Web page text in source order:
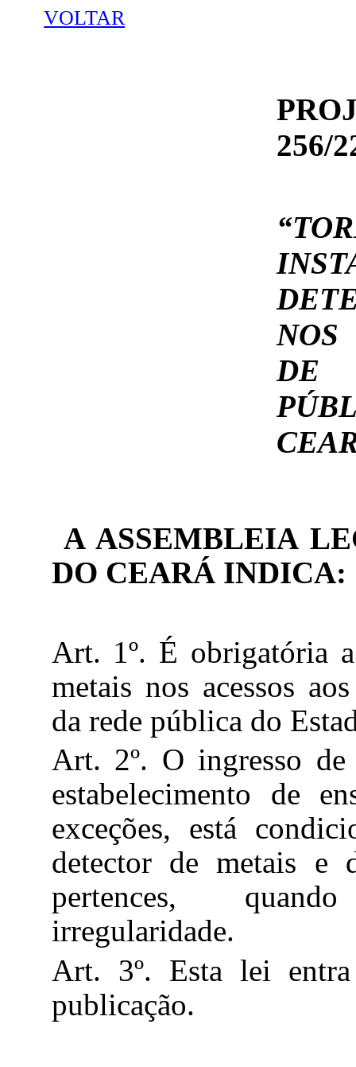
VOLTAR
256/
DE
A ASSEMBLEIA
DO CEARÁ INDICA:
Art. 1º. É obrigatória
metais nos acessos
da rede pública do
Art. 2º. O ingresso de
estabelecimento de
exceções, está
detector de metais e
pertences,
irregularidade.
Art. 3º. Esta lei
publicação.